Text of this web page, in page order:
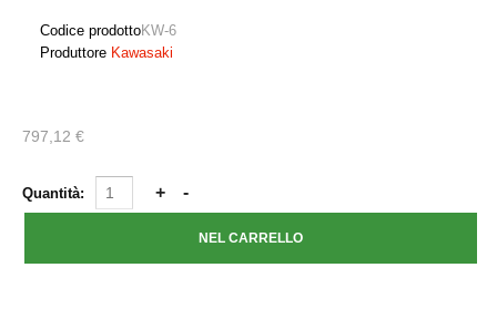
Codice prodottoKW-6
Produttore Kawasaki
797,12 €
Quantità: